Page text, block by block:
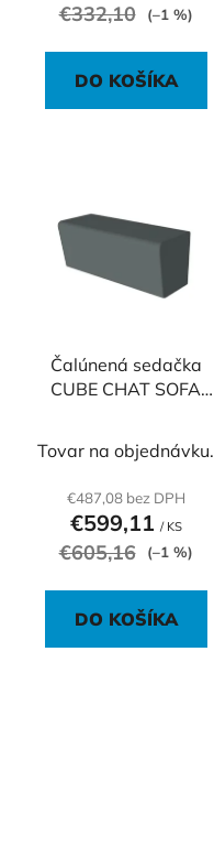
€332,10 (–1 %)
DO KOŠÍKA
Čalúnená sedačka
CUBE CHAT SOFA
Tovar na objednávku.
€487,08 bez DPH
€599,11 / KS
€605,16 (–1 %)
DO KOŠÍKA